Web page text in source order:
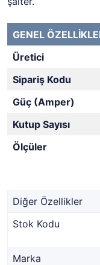
GENEL
Üretici
Sipariş Kodu
Güç (Amper)
Kutup Sayısı
Ölçüler
Diğer Özellikler
Stok Kodu
Marka